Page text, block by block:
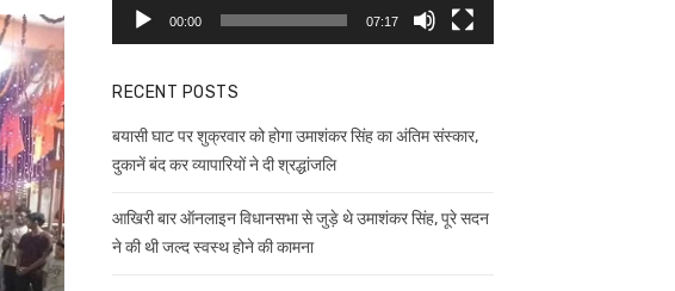
00:00 07:17
RECENT POSTS
बयासी घाट पर शुक्रवार को होगा उमाशंकर सिंह का अंतिम संस्कार,
दुकानें बंद कर व्यापारियों ने दी श्रद्धांजलि
आखिरी बार ऑनलाइन विधानसभा से जुड़े थे उमाशंकर सिंह, पूरे सदन
ने की थी जल्द स्वस्थ होने की कामना